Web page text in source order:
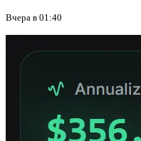
Вчера в 01:40